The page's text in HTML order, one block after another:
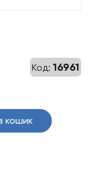
Код: 16961
кошик